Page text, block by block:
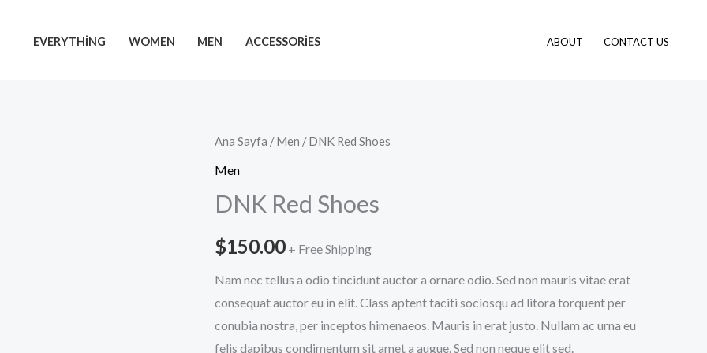
EVERYTHING WOMEN MEN ACCESSORIES ABOUT CONTACT US
Ana Sayfa /Men / DNK Red Shoes
Men
DNK Red Shoes
$150.00 + Free Shipping
Nam nec tellus a odio tincidunt auctor a ornare odio. Sed non mauris vitae erat
consequat auctor eu in elit. Class aptent taciti sociosqu ad litora torquent per
conubia nostra, per inceptos himenaeos. Mauris in erat justo. Nullam ac urna eu
felis dapibus condimentum sit amet a augue. Sed non neque elit sed.
DNK
Red
adet